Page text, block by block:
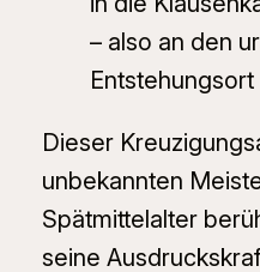
– also an den
Dieser
unbekannten
Spätmittelalter
seine